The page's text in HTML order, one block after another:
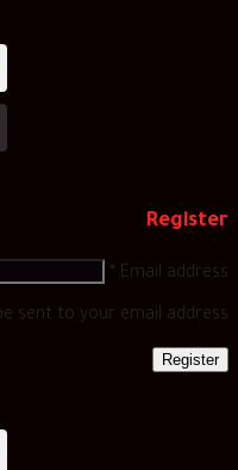
Register
Email address
*
sent to your email address.
Register